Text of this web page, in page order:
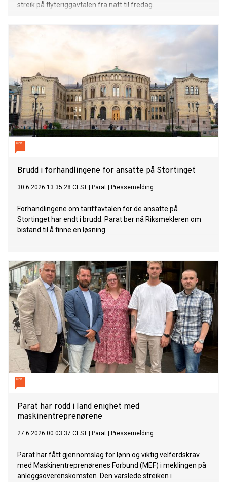
streik på flyteriggavtalen fra natt til fredag.
Brudd i forhandlingene for ansatte på Stortinget
30.6.2026 13:35:28 CEST Parat Pressemelding
Forhandlingene om tariffavtalen for de ansatte på
Stortinget har endt i brudd. Parat ber nå Riksmekleren om
bistand til å finne en løsning.
Parat har rodd i land enighet med
maskinentreprenørene
27.6.2026 00:03:37 CEST Parat Pressemelding
Parat har fått gjennomslag for lønn og viktig velferdskrav
med Maskinentreprenørenes Forbund (MEF) i meklingen på
anleggsoverenskomsten. Den varslede streiken i